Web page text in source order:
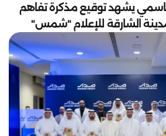
يشهد توقيع مذكرة تفاهم
الشارقة للإعلام "شمس"